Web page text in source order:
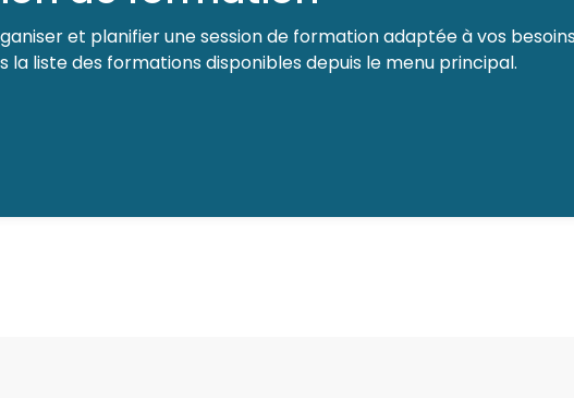
et planifier une session de formation adaptée à vos
la liste des formations disponibles depuis le menu principal.